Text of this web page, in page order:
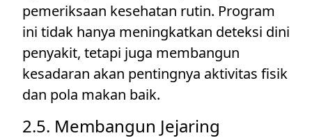
pemeriksaan kesehatan rutin. Program
ini tidak hanya meningkatkan deteksi dini
penyakit, tetapi juga membangun
kesadaran akan pentingnya aktivitas fisik
dan pola makan baik.
2.5. Membangun Jejaring